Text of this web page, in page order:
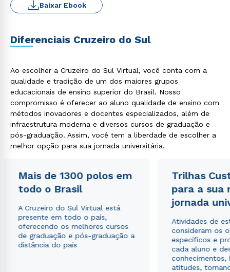
Baixar Ebook
Diferenciais Cruzeiro do Sul
Ao escolher a Cruzeiro do Sul Virtual, você conta com a
qualidade e tradição de um dos maiores grupos
educacionais de ensino superior do Brasil. Nosso
compromisso é oferecer ao aluno qualidade de ensino com
métodos inovadores e docentes especializados, além de
infraestrutura moderna e diversos cursos de graduação e
pós-graduação. Assim, você tem a liberdade de escolher a
melhor opção para sua jornada universitária.
Mais de 1300 polos em
todo o Brasil
A Cruzeiro do Sul Virtual está
presente em todo o país,
oferecendo os melhores cursos
de graduação e pós-graduação a
distância do país
Trilhas
para a sua
jornada
Atividades de
consideram os
específicos e
cada aluno e
conhecimentos,
atitudes,